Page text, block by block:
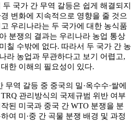
두 국가 간 무역 갈등은 쉽게 해결되지
변화에 지속적으로 영향을 줄 것으
우리나라는 두 국가에 대한 농식품
분쟁의 결과는 우리나라 농업 통상
칠 수밖에 없다. 따라서 두 국가 간 농
라 농업과 무관하다고 보기 어렵고,
한 이해의 필요성이 있다.
무역 갈등 중 중국의 밀·옥수수·쌀에
관리방식의 국제규범 위반 여부
된 미국과 중국 간 WTO 분쟁을 분
여 미·중 간 곡물 분쟁 배경 및 과정